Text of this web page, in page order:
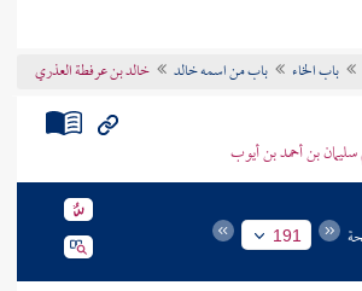
باب الخاء باب من اسمه خالد خالد بن عرفطة العذري
سليمان بن أحمد بن أيوب
191